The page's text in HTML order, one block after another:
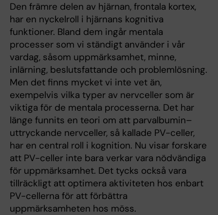
Den främre delen av hjärnan, frontala kortex,
har en nyckelroll i hjärnans kognitiva
funktioner. Bland dem ingår mentala
processer som vi ständigt använder i vår
vardag, såsom uppmärksamhet, minne,
inlärning, beslutsfattande och problemlösning.
Men det finns mycket vi inte vet än,
exempelvis vilka typer av nervceller som är
viktiga för de mentala processerna. Det har
länge funnits en teori om att parvalbumin–
uttryckande nervceller, så kallade PV-celler,
har en central roll i kognition. Nu visar forskare
att PV-celler inte bara verkar vara nödvändiga
för uppmärksamhet. Det tycks också vara
tillräckligt att optimera aktiviteten hos enbart
PV-cellerna för att förbättra
uppmärksamheten hos möss.